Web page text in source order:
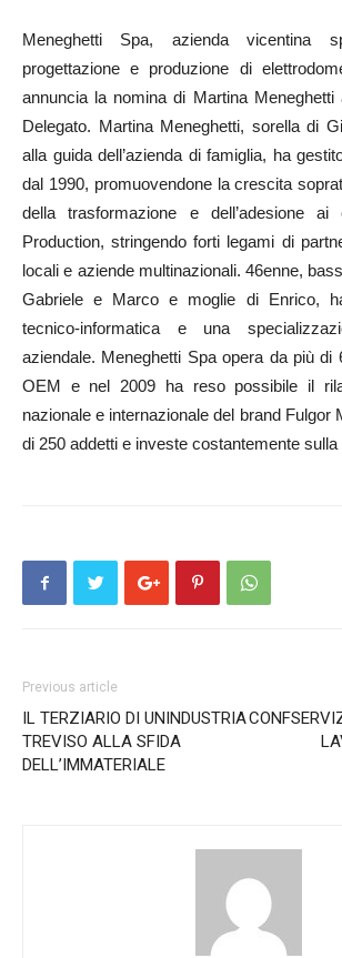
Meneghetti Spa, azienda vicentina
progettazione e produzione di
annuncia la nomina di Martina Meneghetti
Delegato. Martina Meneghetti, sorella di
alla guida dell’azienda di famiglia, ha
dal 1990, promuovendone la crescita
della trasformazione e dell’adesione
Production, stringendo forti legami di
locali e aziende multinazionali. 46enne,
Gabriele e Marco e moglie di Enrico,
tecnico-informatica e una
aziendale. Meneghetti Spa opera da più di
OEM e nel 2009 ha reso possibile il
nazionale e internazionale del brand Fulgor
di 250 addetti e investe costantemente
Previous article
IL TERZIARIO DI UNINDUSTRIA
TREVISO ALLA SFIDA
DELL’IMMATERIALE